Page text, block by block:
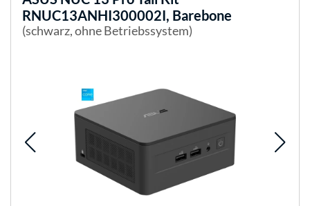
RNUC13ANHI300002I, Barebone
(schwarz, ohne Betriebssystem)